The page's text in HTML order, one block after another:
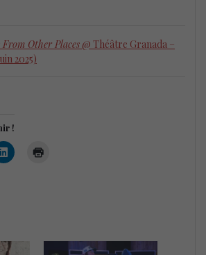
From Other Places @ Théâtre Granada –
2025)
!